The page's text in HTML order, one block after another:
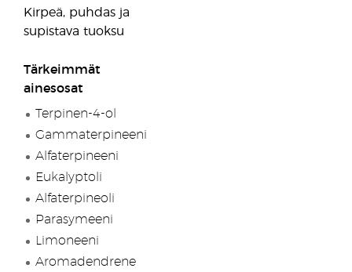
Kirpeä, puhdas ja
supistava tuoksu
Tärkeimmät
ainesosat
Terpinen-4-ol
Gammaterpineeni
Alfaterpineeni
Eukalyptoli
Alfaterpineoli
Parasymeeni
Limoneeni
Aromadendrene